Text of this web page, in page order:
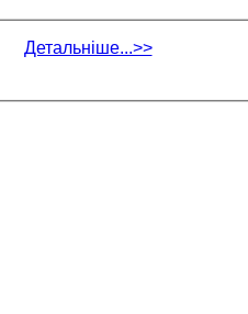
Детальніше...>>